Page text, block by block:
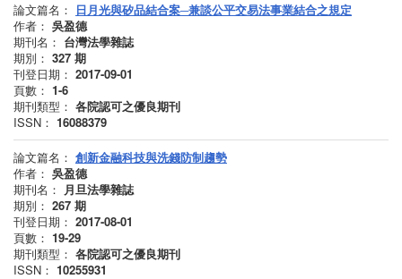
論文篇名： 日月光與矽品結合案─兼談公平交易法事業結合之規定
作者： 吳盈德
期刊名： 台灣法學雜誌
期別： 327 期
刊登日期： 2017-09-01
頁數： 1-6
期刊類型： 各院認可之優良期刊
ISSN： 16088379
論文篇名： 創新金融科技與洗錢防制趨勢
作者： 吳盈德
期刊名： 月旦法學雜誌
期別： 267 期
刊登日期： 2017-08-01
頁數： 19-29
期刊類型： 各院認可之優良期刊
ISSN： 10255931